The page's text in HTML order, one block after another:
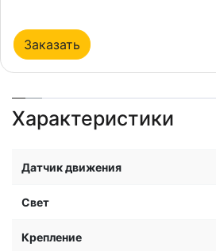
Заказать
Характеристики
Датчик движения
Свет
Крепление